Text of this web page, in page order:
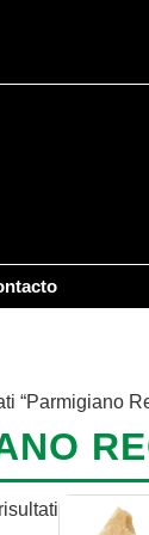
“Parmigiano
Questo